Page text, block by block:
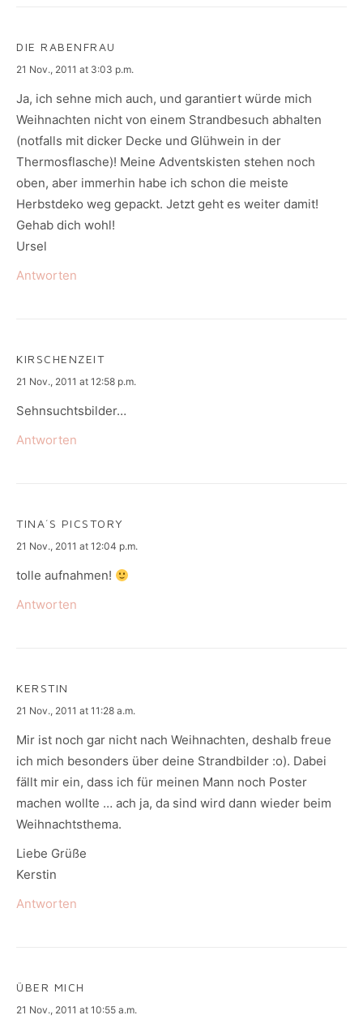
DIE RABENFRAU
says:
21 Nov., 2011 at 3:03 p.m.
Ja, ich sehne mich auch, und garantiert würde mich
Weihnachten nicht von einem Strandbesuch abhalten
(notfalls mit dicker Decke und Glühwein in der
Thermosflasche)! Meine Adventskisten stehen noch
oben, aber immerhin habe ich schon die meiste
Herbstdeko weg gepackt. Jetzt geht es weiter damit!
Gehab dich wohl!
Ursel
Antworten
KIRSCHENZEIT
says:
21 Nov., 2011 at 12:58 p.m.
Sehnsuchtsbilder…
Antworten
TINA´S PICSTORY
says:
21 Nov., 2011 at 12:04 p.m.
tolle aufnahmen!
Antworten
KERSTIN
says:
21 Nov., 2011 at 11:28 a.m.
Mir ist noch gar nicht nach Weihnachten, deshalb freue
ich mich besonders über deine Strandbilder :o). Dabei
fällt mir ein, dass ich für meinen Mann noch Poster
machen wollte … ach ja, da sind wird dann wieder beim
Weihnachtsthema.
Liebe Grüße
Kerstin
Antworten
ÜBER MICH
says:
21 Nov., 2011 at 10:55 a.m.